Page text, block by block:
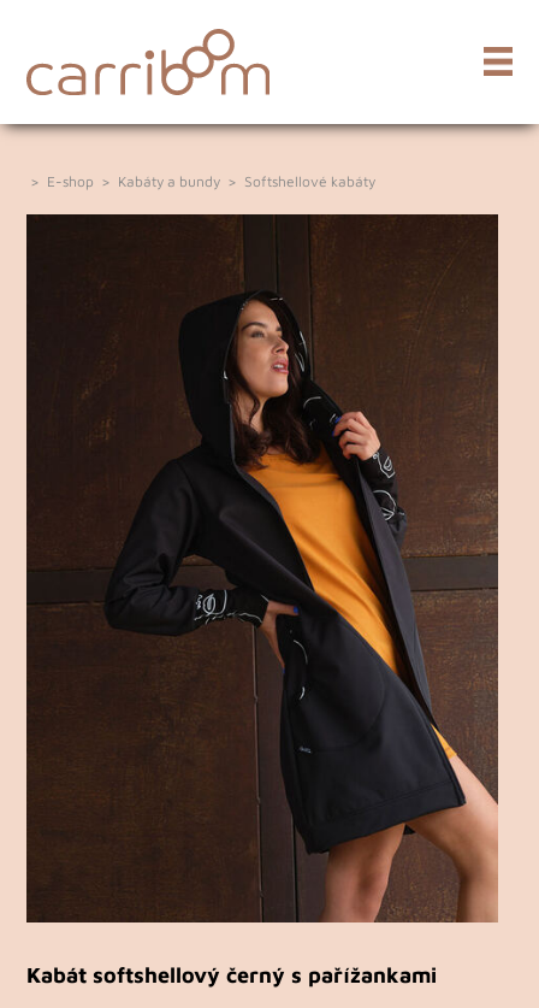
> E-shop > Kabáty a bundy > Softshellové kabáty
Kabát softshellový černý s pařížankami